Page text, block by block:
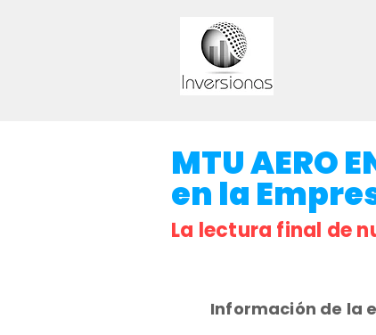
MTU AERO
en la
La lectura final de
Información de la